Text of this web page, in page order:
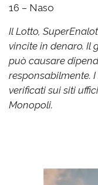
16 – Naso
Il Lotto,
vincite in denaro. Il
può causare
responsabilmente.
verificati sui siti
Monopoli.